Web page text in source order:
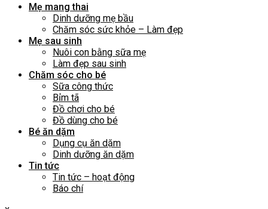
Mẹ mang thai
Dinh dưỡng mẹ bầu
Chăm sóc sức khỏe – Làm đẹp
Mẹ sau sinh
Nuôi con bằng sữa mẹ
Làm đẹp sau sinh
Chăm sóc cho bé
Sữa công thức
Bỉm tã
Đồ chơi cho bé
Đồ dùng cho bé
Bé ăn dặm
Dụng cụ ăn dặm
Dinh dưỡng ăn dặm
Tin tức
Tin tức – hoạt động
Báo chí